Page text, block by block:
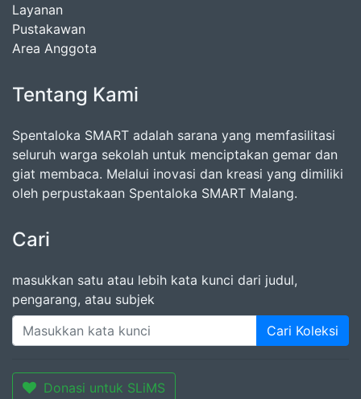
Layanan
Pustakawan
Area Anggota
Tentang Kami
Spentaloka SMART adalah sarana yang memfasilitasi
seluruh warga sekolah untuk menciptakan gemar dan
giat membaca. Melalui inovasi dan kreasi yang dimiliki
oleh perpustakaan Spentaloka SMART Malang.
Cari
masukkan satu atau lebih kata kunci dari judul,
pengarang, atau subjek
Cari Koleksi
Donasi untuk SLiMS